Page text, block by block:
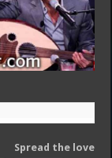
Spread the love